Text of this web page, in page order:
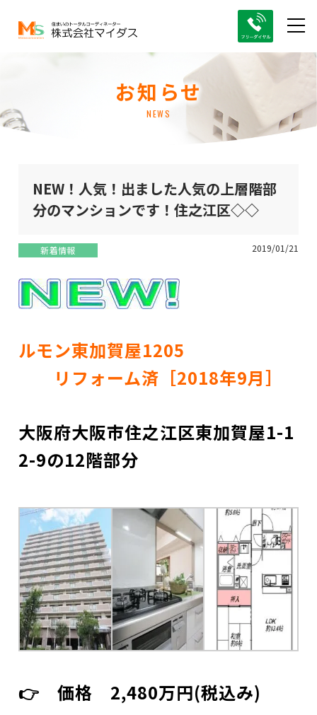
お知らせ
NEWS
NEW！人気！出ました人気の上層階部
分のマンションです！住之江区◇◇
新着情報 2019/01/21
ルモン東加賀屋1205
リフォーム済［2018年9月］
大阪府大阪市住之江区東加賀屋1-1
2-9の12階部分
👉 価格 2,480万円(税込み)